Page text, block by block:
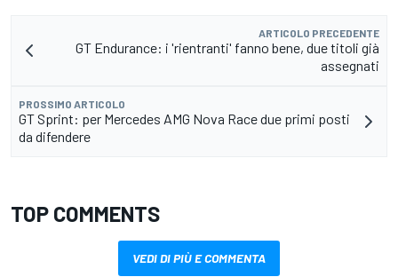
ARTICOLO PRECEDENTE
GT Endurance: i 'rientranti' fanno bene, due titoli già
assegnati
PROSSIMO ARTICOLO
GT Sprint: per Mercedes AMG Nova Race due primi posti
da difendere
TOP COMMENTS
VEDI DI PIÙ E COMMENTA